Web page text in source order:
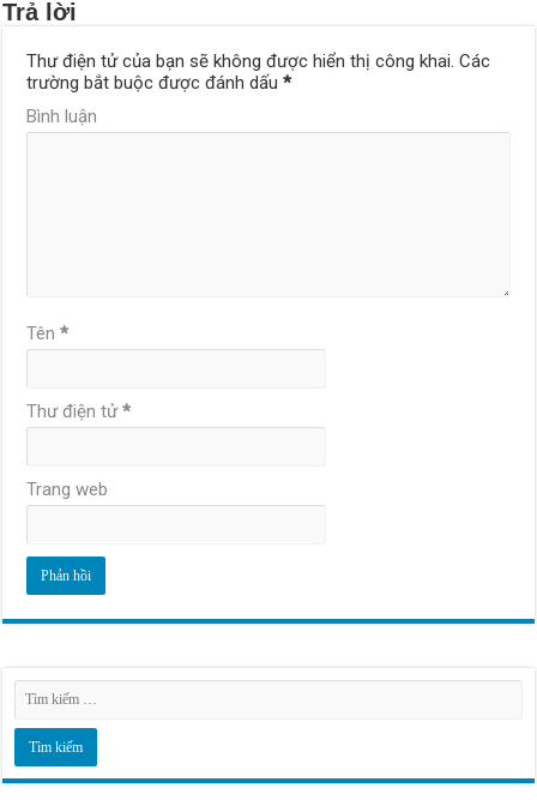
Trả lời
Thư điện tử của bạn sẽ không được hiển thị công khai. Các
trường bắt buộc được đánh dấu*
Bình luận
Tên*
Thư điện tử*
Trang web